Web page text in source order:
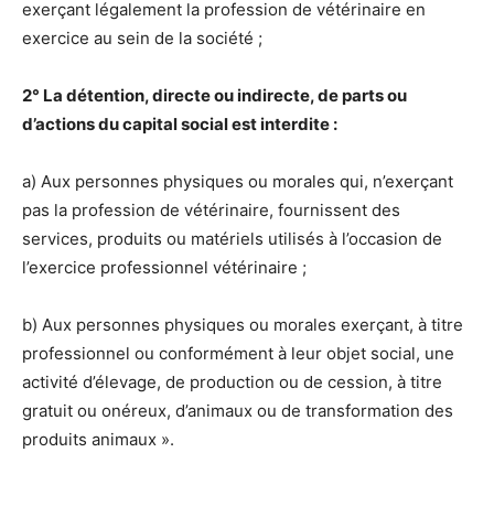
exerçant légalement la profession de vétérinaire en
exercice au sein de la société ;
2° La détention, directe ou indirecte, de parts ou
d’actions du capital social est interdite :
a) Aux personnes physiques ou morales qui, n’exerçant
pas la profession de vétérinaire, fournissent des
services, produits ou matériels utilisés à l’occasion de
l’exercice professionnel vétérinaire ;
b) Aux personnes physiques ou morales exerçant, à titre
professionnel ou conformément à leur objet social, une
activité d’élevage, de production ou de cession, à titre
gratuit ou onéreux, d’animaux ou de transformation des
produits animaux ».